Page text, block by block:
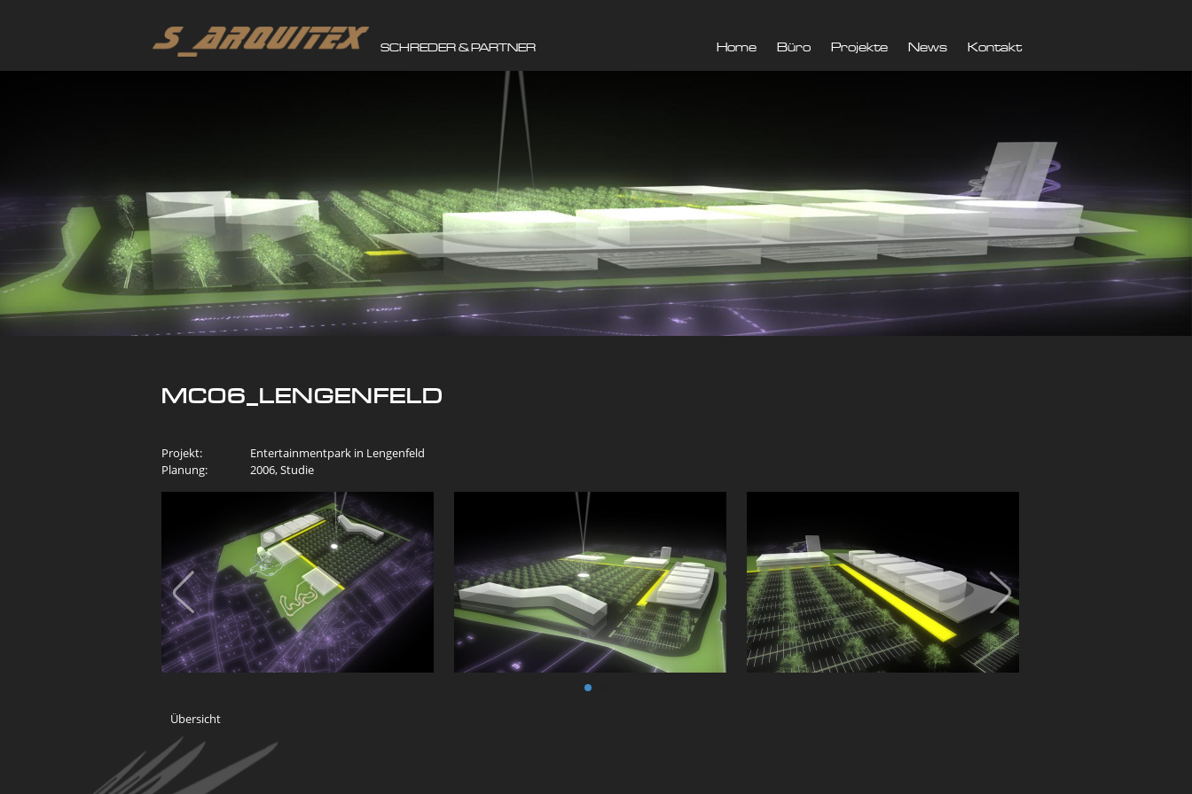
SCHREDER & PARTNER Home Büro Projekte News Kontakt
MC06_LENGENFELD
Projekt:
Entertainmentpark in Lengenfeld
Planung:
2006, Studie
Übersicht